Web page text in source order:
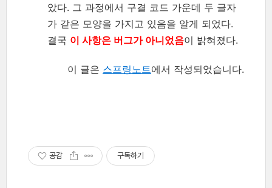
았다. 그 과정에서 구결 코드 가운데 두 글자
가 같은 모양을 가지고 있음을 알게 되었다.
결국 이 사항은 버그가 아니었음이 밝혀졌다.
이 글은 스프링노트에서 작성되었습니다.
공감 구독하기